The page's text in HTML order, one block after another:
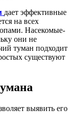
дает эффективные
на всех
Насекомые-
они не
туман подходит
существуют
выявить его